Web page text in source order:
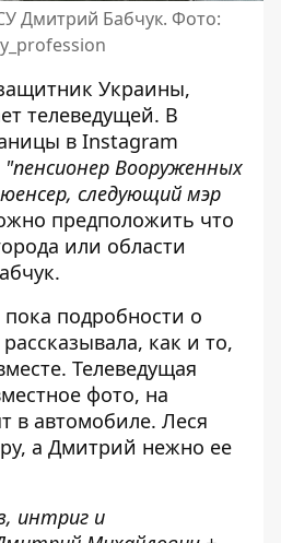
Дмитрий Бабчук. Фото:
Украины,
телеведущей. В
в Instagram
"пенсионер Вооруженных
следующий мэр
предположить что
или области
подробности о
как и то,
Телеведущая
фото, на
в автомобиле. Леся
а Дмитрий нежно ее
интриг и